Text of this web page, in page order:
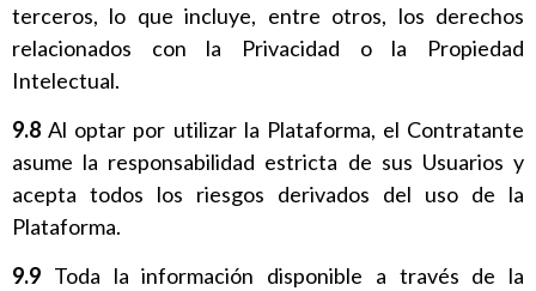
terceros, lo que incluye, entre otros, los derechos
relacionados con la Privacidad o la Propiedad
Intelectual.
9.8Al optar por utilizar la Plataforma, el Contratante
asume la responsabilidad estricta de sus Usuarios y
acepta todos los riesgos derivados del uso de la
Plataforma.
9.9 Toda la información disponible a través de la